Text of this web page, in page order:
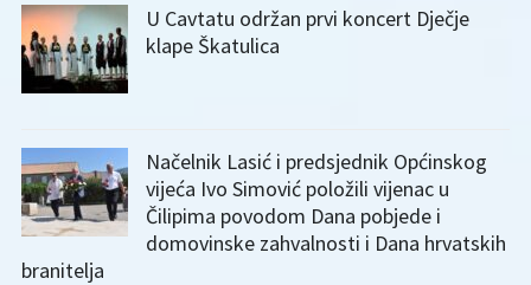
U Cavtatu održan prvi koncert Dječje
klape Škatulica
Načelnik Lasić i predsjednik Općinskog
vijeća Ivo Simović položili vijenac u
Čilipima povodom Dana pobjede i
domovinske zahvalnosti i Dana hrvatskih
branitelja